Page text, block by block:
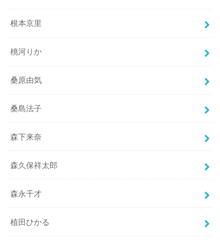
根本京里
桃河りか
桑原由気
桑島法子
森下来奈
森久保祥太郎
森永千才
植田ひかる